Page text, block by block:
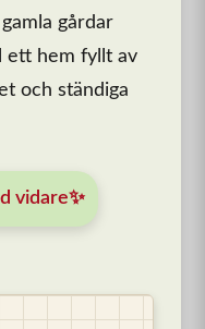
gårdar
ett hem fyllt av
och ständiga
vidare✨